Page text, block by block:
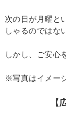
次の日が月曜と
しゃるのではな
しかし、ご安心
※写真はイメー
【